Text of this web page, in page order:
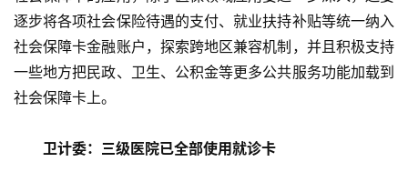
逐步将各项社会保险待遇的支付、就业扶持补贴等统一纳入
社会保障卡金融账户，探索跨地区兼容机制，并且积极支持
一些地方把民政、卫生、公积金等更多公共服务功能加载到
社会保障卡上。
卫计委：三级医院已全部使用就诊卡